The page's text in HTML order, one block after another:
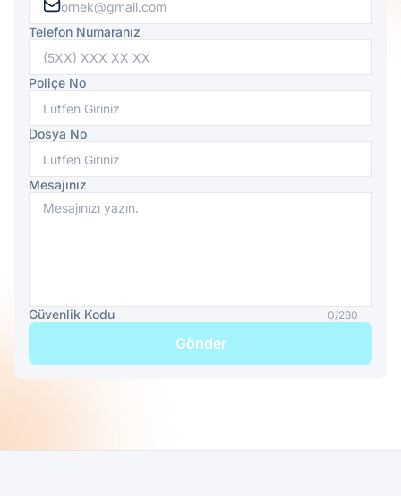
Telefon Numaranız
Poliçe No
Dosya No
Mesajınız
0/280
Güvenlik Kodu
Gönder